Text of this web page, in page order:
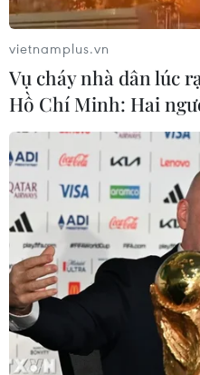
#Trung Quốc #Năng
#Pin Mặt Trời
Áo
Theo dõi VietnamPlus
vietnamplus.vn
Vụ cháy nhà dân lúc
Hồ Chí Minh: Hai